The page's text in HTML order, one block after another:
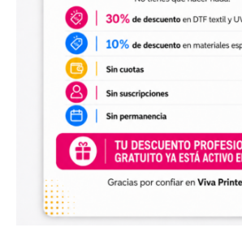
Estos diseños permiten incorporar
catálogo de personalización de objetos
producciones propias utilizando tu
proveedor habitual de impresión.
Archivos digitales para
personalización
Comprar diseños digitales es una
profesionales que quieren ahorrar
catálogo y ofrecer más variedad de
clientes. Podrás escoger diseños de